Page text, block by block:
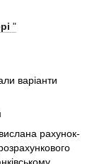
"
варіанти
рахунок-